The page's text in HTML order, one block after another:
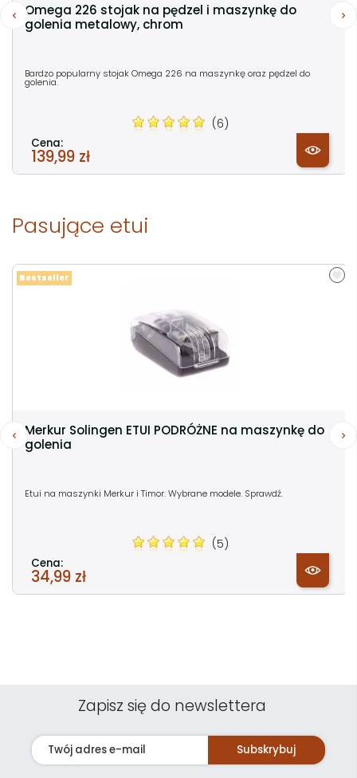
Omega 226 stojak na pędzel i maszynkę do
golenia metalowy, chrom
Bardzo popularny stojak Omega 226 na maszynkę oraz pędzel do
golenia.
(6)
Cena:
139,99 zł
Pasujące etui
Merkur Solingen ETUI PODRÓŻNE na maszynkę do
golenia
Etui na maszynki Merkur i Timor. Wybrane modele. Sprawdź.
(5)
Cena:
34,99 zł
Bestseller
Zapisz się do newslettera
Subskrybuj